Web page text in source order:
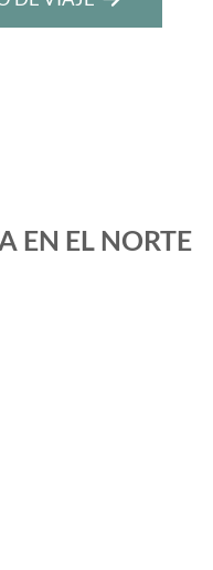
EN EL NORTE